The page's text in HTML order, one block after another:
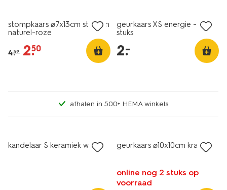
stompkaars ⌀7x13cm strepen
naturel-roze
4.59 2.
50
geurkaars XS energie - 2
stuks
2.
–
afhalen in 500+ HEMA winkels
kandelaar S keramiek wit
vegan
geurkaars ⌀10x10cm kracht
online nog 2 stuks op
voorraad